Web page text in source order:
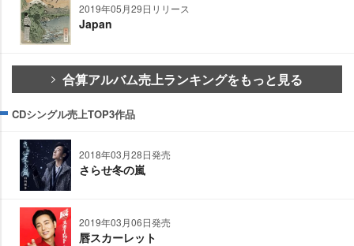
2019年05月29日リリース
Japan
合算アルバム売上ランキングをもっと見る
CDシングル売上TOP3作品
2018年03月28日発売
さらせ冬の嵐
2019年03月06日発売
唇スカーレット